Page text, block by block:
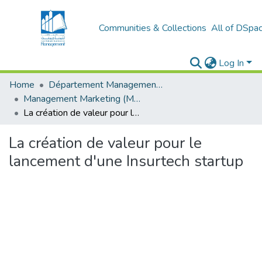
Communities & Collections All of
Log In
Home
Département Management et Entrepreneuriat
Management Marketing (MM)
La création de valeur pour le lancement d'une Insurtech startup
La création de valeur pour le
lancement d'une Insurtech startup